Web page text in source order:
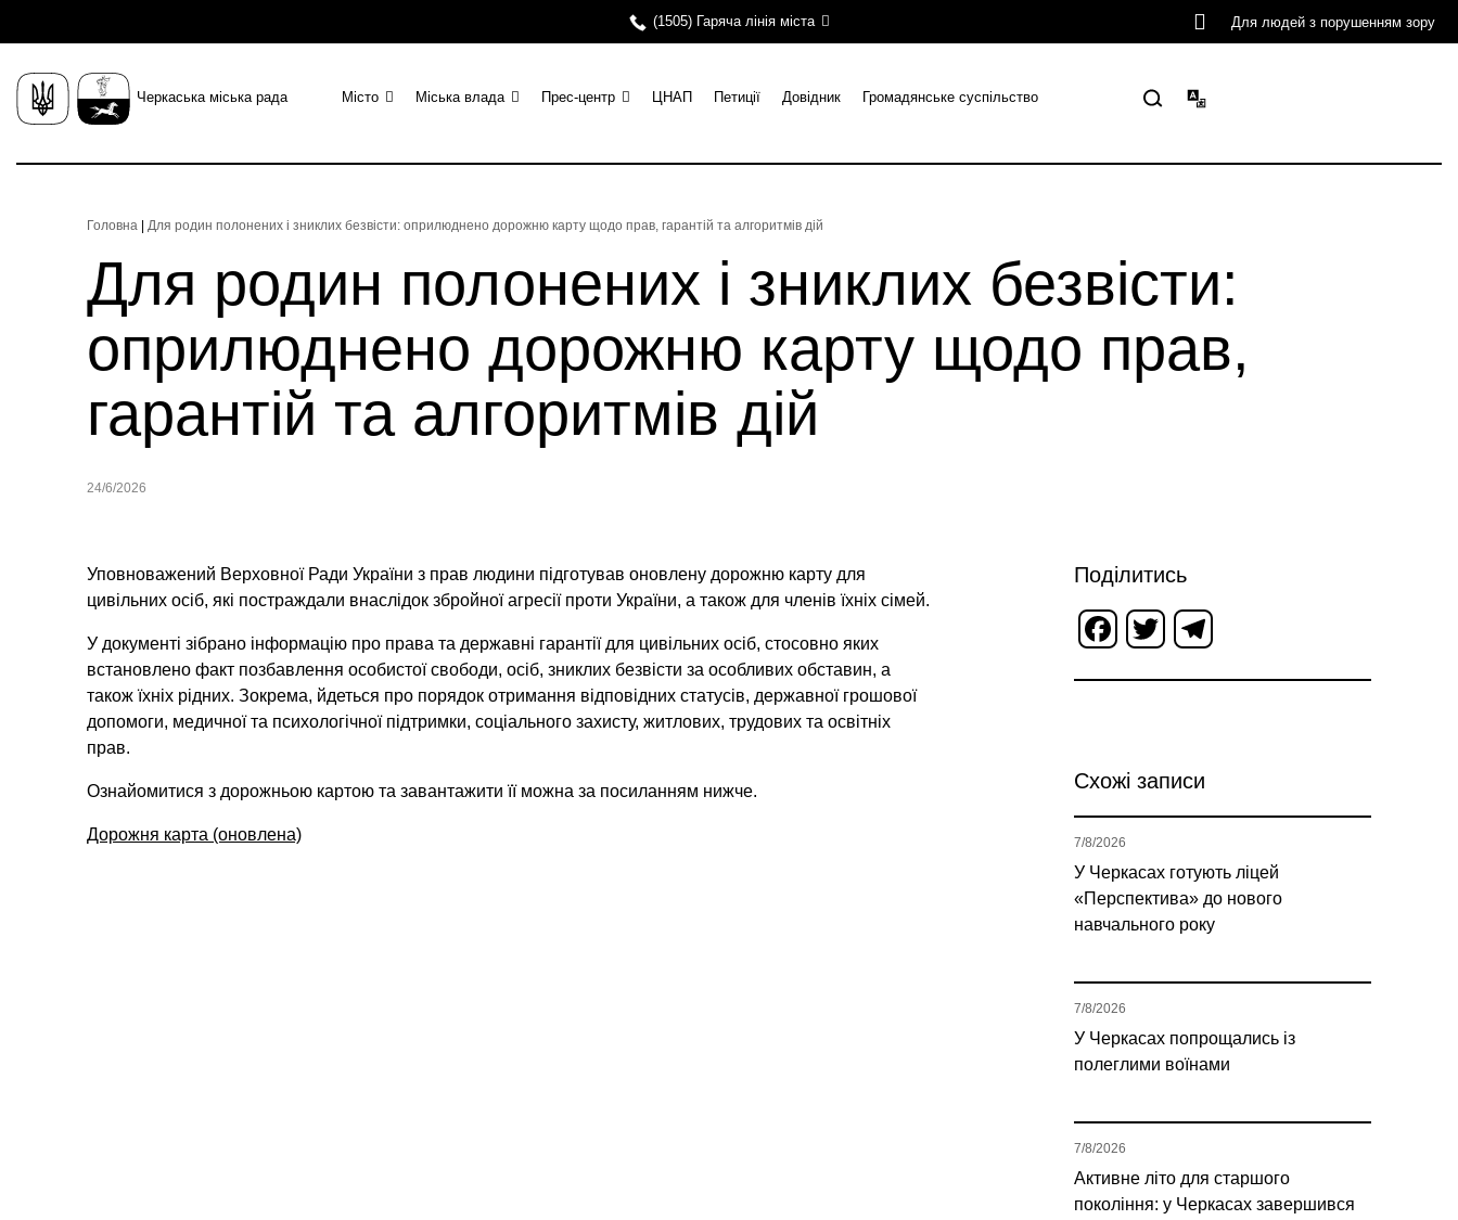
(1505) Гаряча лінія міста Для людей з порушенням зору
Черкаська міська рада Місто Міська влада Прес-центр ЦНАП Петиції Довідник Громадянське суспільство
Головна Для родин полонених і зниклих безвісти: оприлюднено дорожню карту щодо прав, гарантій та алгоритмів дій
Для родин полонених і зниклих безвісти:
оприлюднено дорожню карту щодо прав,
гарантій та алгоритмів дій
24/6/2026
Уповноважений Верховної Ради України з прав людини підготував оновлену дорожню карту для
цивільних осіб, які постраждали внаслідок збройної агресії проти України, а також для членів їхніх сімей.
У документі зібрано інформацію про права та державні гарантії для цивільних осіб, стосовно яких
встановлено факт позбавлення особистої свободи, осіб, зниклих безвісти за особливих обставин, а
також їхніх рідних. Зокрема, йдеться про порядок отримання відповідних статусів, державної грошової
допомоги, медичної та психологічної підтримки, соціального захисту, житлових, трудових та освітніх
прав.
Ознайомитися з дорожньою картою та завантажити її можна за посиланням нижче.
Дорожня карта (оновлена)
Поділитись
Facebook
Twitter
Схожі записи
У Черкасах готують ліцей
«Перспектива» до нового
навчального року
7/8/2026
У Черкасах попрощались із
полеглими воїнами
7/8/2026
Активне літо для старшого
покоління: у Черкасах завершився
7/8/2026